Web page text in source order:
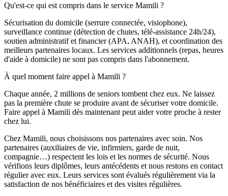
Qu'est-ce qui est compris dans le service Mamili ?
Sécurisation du domicile (serrure connectée, visiophone),
surveillance continue (détection de chutes, télé-assistance 24h/24),
soutien administratif et financier (APA, ANAH), et coordination des
meilleurs partenaires locaux. Les services additionnels (repas, heures
d'aide à domicile) ne sont pas compris dans l'abonnement.
À quel moment faire appel à Mamili ?
Chaque année, 2 millions de seniors tombent chez eux. Ne laissez
pas la première chute se produire avant de sécuriser votre domicile.
Faire appel à Mamili dès maintenant peut aider votre proche à rester
chez lui.
Chez Mamili, nous choisissons nos partenaires avec soin. Nos
partenaires (auxiliaires de vie, infirmiers, garde de nuit,
compagnie…) respectent les lois et les normes de sécurité. Nous
vérifions leurs diplômes, leurs antécédents et nous restons en contact
régulier avec eux. Leurs services sont évalués régulièrement via la
satisfaction de nos bénéficiaires et des visites régulières.